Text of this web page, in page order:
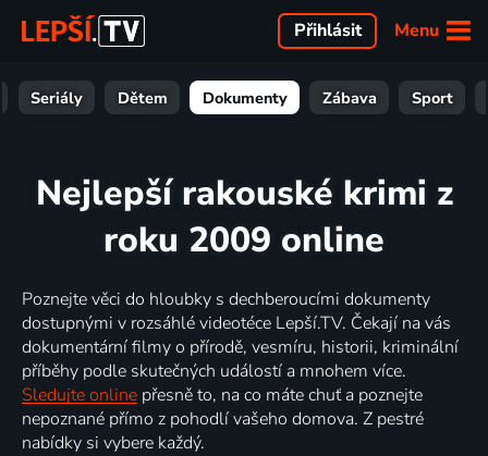
Menu
Přihlásit
Seriály Dětem Dokumenty Zábava Sport
Nejlepší rakouské krimi z
roku 2009 online
Poznejte věci do hloubky s dechberoucími dokumenty
dostupnými v rozsáhlé videotéce Lepší.TV. Čekají na vás
dokumentární filmy o přírodě, vesmíru, historii, kriminální
příběhy podle skutečných událostí a mnohem více.
Sledujte online přesně to, na co máte chuť a poznejte
nepoznané přímo z pohodlí vašeho domova. Z pestré
nabídky si vybere každý.